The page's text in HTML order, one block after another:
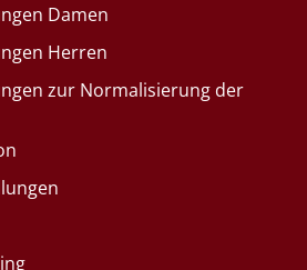
Damen
Herren
zur Normalisierung der